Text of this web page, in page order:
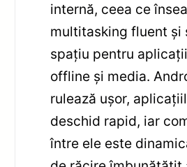
internă, ceea ce
multitasking fluent și
spațiu pentru
offline și media.
rulează ușor,
deschid rapid, iar
între ele este